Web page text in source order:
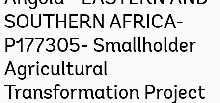
SOUTHERN AFRICA-
P177305- Smallholder
Agricultural
Transformation Project